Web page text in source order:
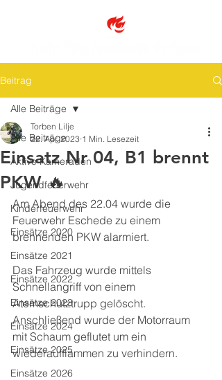
Beitrag
Alle Beiträge
Aktive Kameraden
Jugendfeuerwehr
Kinderfeuerwehr
Einsätze 2020
Einsätze 2021
Einsätze 2022
Einsätze 2023
Einsätze 2024
Einsätze 2025
Einsätze 2026
Alle Beiträge
Einsatz Nr 04, B1 brennt
PKW 🔥
Torben Lilje
22. Apr. 2023 1 Min. Lesezeit
Am Abend des 22.04 wurde die
Feuerwehr Eschede zu einem
brennenden PKW alarmiert.
Das Fahrzeug wurde mittels
Schnellangriff von einem
Atemschutztrupp gelöscht.
Anschließend wurde der Motorraum
mit Schaum geflutet um ein
wiederaufflammen zu verhindern.